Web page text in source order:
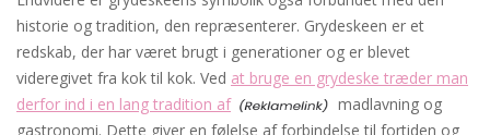
historie og tradition, den repræsenterer. Grydeskeen er et
redskab, der har været brugt i generationer og er blevet
videregivet fra kok til kok. Ved at bruge en grydeske træder man
derfor ind i en lang tradition af
madlavning og
gastronomi. Dette giver en følelse af forbindelse til fortiden og